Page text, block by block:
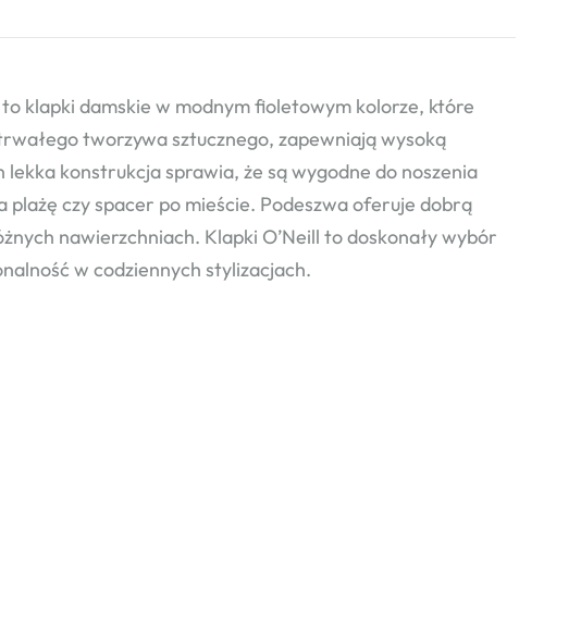
klapki damskie w modnym fioletowym kolorze, które
tworzywa sztucznego, zapewniają wysoką
konstrukcja sprawia, że są wygodne do noszenia
plażę czy spacer po mieście. Podeszwa oferuje dobrą
nawierzchniach. Klapki O’Neill to doskonały wybór
w codziennych stylizacjach.